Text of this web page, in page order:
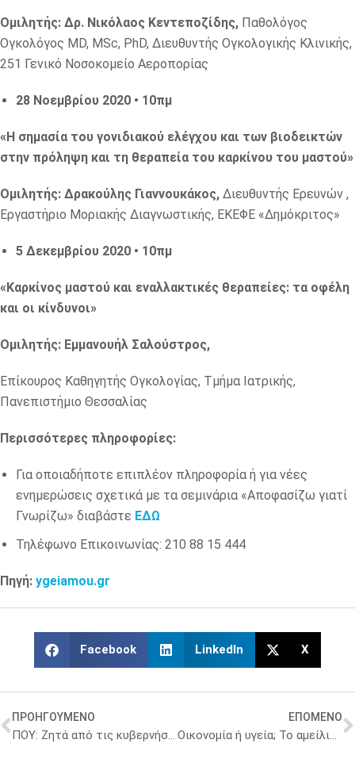
Ομιλητής: Δρ. Νικόλαος Κεντεποζίδης, Παθολόγος
Ογκολόγος MD, MSc, PhD, Διευθυντής Ογκολογικής Κλινικής,
251 Γενικό Νοσοκομείο Αεροπορίας
28 Νοεμβρίου 2020 • 10πμ
«Η σημασία του γονιδιακού ελέγχου και των βιοδεικτών
στην πρόληψη και τη θεραπεία του καρκίνου του μαστού»
Ομιλητής: Δρακούλης Γιαννουκάκος, Διευθυντής Ερευνών ,
Εργαστήριο Μοριακής Διαγνωστικής, ΕΚΕΦΕ «Δημόκριτος»
5 Δεκεμβρίου 2020 • 10πμ
«Καρκίνος μαστού και εναλλακτικές θεραπείες: τα οφέλη
και οι κίνδυνοι»
Ομιλητής: Εμμανουήλ Σαλούστρος,
Επίκουρος Καθηγητής Ογκολογίας, Τμήμα Ιατρικής,
Πανεπιστήμιο Θεσσαλίας
Περισσότερες πληροφορίες:
Για οποιαδήποτε επιπλέον πληροφορία ή για νέες
ενημερώσεις σχετικά με τα σεμινάρια «Αποφασίζω γιατί
Γνωρίζω» διαβάστε ΕΔΩ
Τηλέφωνο Επικοινωνίας: 210 88 15 444
Πηγή: ygeiamou.gr
Facebook LinkedIn X
ΠΡΟΗΓΟΥΜΕΝΟ
ΠΟΥ: Ζητά από τις κυβερνήσεις μέτρα για την «κόπωση» των πολιτών από την πανδημία
ΕΠΟΜΕΝΟ
Οικονομία ή υγεία; Το αμείλικτο δίλημμα των κυβερνώντων λόγω κορονοϊού